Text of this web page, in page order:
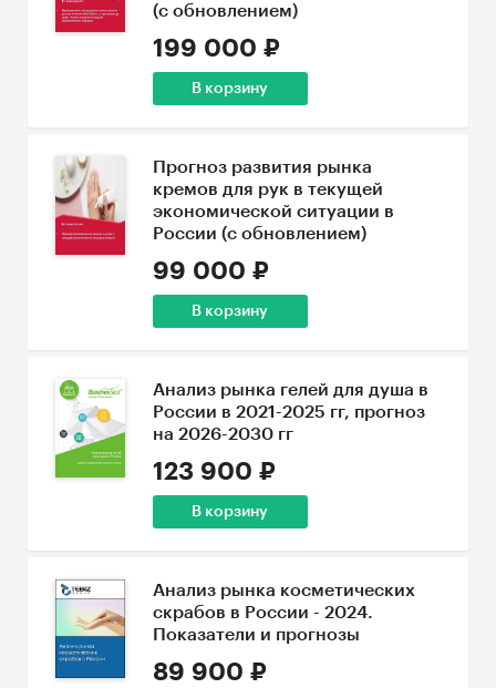
(с обновлением)
199 000 ₽
В корзину
Прогноз развития рынка
кремов для рук в текущей
экономической ситуации в
России (с обновлением)
99 000 ₽
В корзину
Анализ рынка гелей для душа в
России в 2021-2025 гг, прогноз
на 2026-2030 гг
123 900 ₽
В корзину
Анализ рынка косметических
скрабов в России - 2024.
Показатели и прогнозы
89 900 ₽